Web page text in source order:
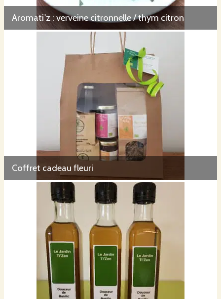
Aromati'z : verveine citronnelle / thym citron
Coffret cadeau fleuri